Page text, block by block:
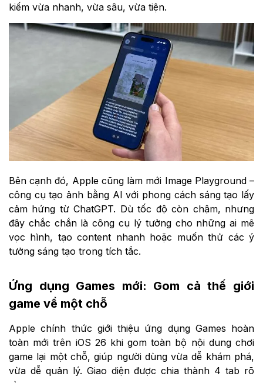
kiếm vừa nhanh, vừa sâu, vừa tiện.
Bên cạnh đó, Apple cũng làm mới Image Playground –
công cụ tạo ảnh bằng AI với phong cách sáng tạo lấy
cảm hứng từ ChatGPT. Dù tốc độ còn chậm, nhưng
đây chắc chắn là công cụ lý tưởng cho những ai mê
vọc hình, tạo content nhanh hoặc muốn thử các ý
tưởng sáng tạo trong tích tắc.
Ứng dụng Games mới: Gom cả thế giới
game về một chỗ
Apple chính thức giới thiệu ứng dụng Games hoàn
toàn mới trên iOS 26 khi gom toàn bộ nội dung chơi
game lại một chỗ, giúp người dùng vừa dễ khám phá,
vừa dễ quản lý. Giao diện được chia thành 4 tab rõ